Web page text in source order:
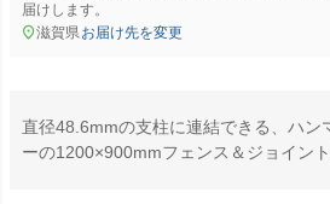
届けします。
滋賀県お届け先を変更
直径48.6mmの支柱に連結できる、ハン
ーの1200×900mmフェンス＆ジョイント